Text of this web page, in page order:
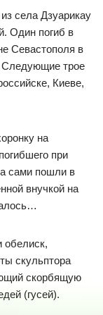
села Дзуарикау
Один погиб в
Севастополя в
Следующие трое
Киеве,
на
при
сами пошли в
внучкой на
обелиск,
скульптора
скорбящую
(гусей).